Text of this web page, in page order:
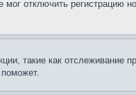
отключить регистрацию
такие как отслеживание